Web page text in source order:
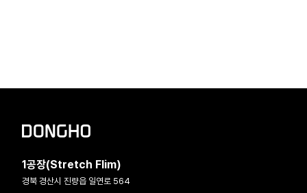
1공장(Stretch Flim)
경북 경산시 진량읍 일연로 564